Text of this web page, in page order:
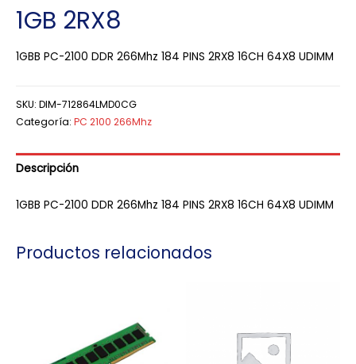
1GB 2RX8
1GBB PC-2100 DDR 266Mhz 184 PINS 2RX8 16CH 64X8 UDIMM
SKU: DIM-712864LMD0CG
Categoría: PC 2100 266Mhz
Descripción
1GBB PC-2100 DDR 266Mhz 184 PINS 2RX8 16CH 64X8 UDIMM
Productos relacionados